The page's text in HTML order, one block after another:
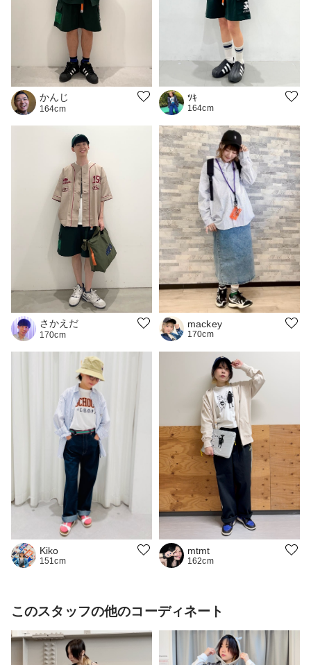
かんじ
164cm
ﾂｷ
164cm
さかえだ
170cm
mackey
170cm
Kiko
151cm
mtmt
162cm
このスタッフの他のコーディネート